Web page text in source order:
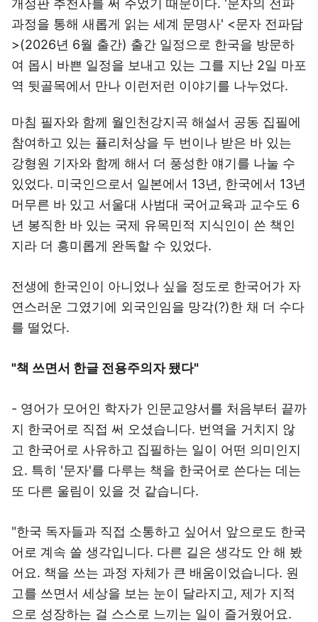
개정판 추천사를 써 주었기 때문이다. '문자의 전파
과정을 통해 새롭게 읽는 세계 문명사' <문자 전파담
>(2026년 6월 출간) 출간 일정으로 한국을 방문하
여 몹시 바쁜 일정을 보내고 있는 그를 지난 2일 마포
역 뒷골목에서 만나 이런저런 이야기를 나누었다.
마침 필자와 함께 월인천강지곡 해설서 공동 집필에
참여하고 있는 퓰리처상을 두 번이나 받은 바 있는
강형원 기자와 함께 해서 더 풍성한 얘기를 나눌 수
있었다. 미국인으로서 일본에서 13년, 한국에서 13년
머무른 바 있고 서울대 사범대 국어교육과 교수도 6
년 봉직한 바 있는 국제 유목민적 지식인이 쓴 책인
지라 더 흥미롭게 완독할 수 있었다.
전생에 한국인이 아니었나 싶을 정도로 한국어가 자
연스러운 그였기에 외국인임을 망각(?)한 채 더 수다
를 떨었다.
"책 쓰면서 한글 전용주의자 됐다"
- 영어가 모어인 학자가 인문교양서를 처음부터 끝까
지 한국어로 직접 써 오셨습니다. 번역을 거치지 않
고 한국어로 사유하고 집필하는 일이 어떤 의미인지
요. 특히 '문자'를 다루는 책을 한국어로 쓴다는 데는
또 다른 울림이 있을 것 같습니다.
"한국 독자들과 직접 소통하고 싶어서 앞으로도 한국
어로 계속 쓸 생각입니다. 다른 길은 생각도 안 해 봤
어요. 책을 쓰는 과정 자체가 큰 배움이었습니다. 원
고를 쓰면서 세상을 보는 눈이 달라지고, 제가 지적
으로 성장하는 걸 스스로 느끼는 일이 즐거웠어요.